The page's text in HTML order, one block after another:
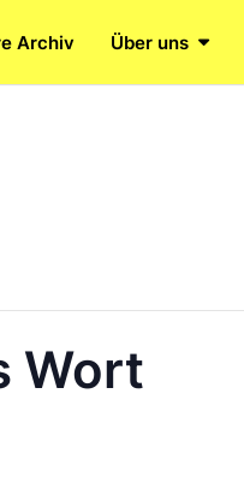
Archiv Über uns
Wort